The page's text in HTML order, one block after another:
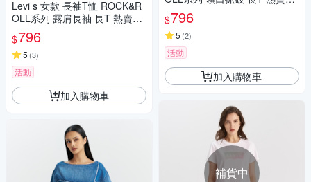
Levi s 女款 長袖T恤 ROCK&R
OLL系列 露肩長袖 長T 熱賣單
品
$796
5 (3)
活動
加入購物車
品
$796
5 (2)
活動
加入購物車
補貨中